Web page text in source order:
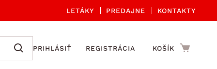
LETÁKY PREDAJNE KONTAKTY
PRIHLÁSIŤ REGISTRÁCIA KOŠÍK